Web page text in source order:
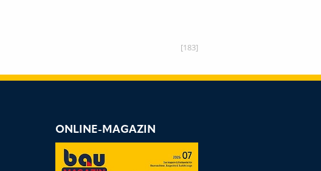
[183]
ONLINE-MAGAZIN